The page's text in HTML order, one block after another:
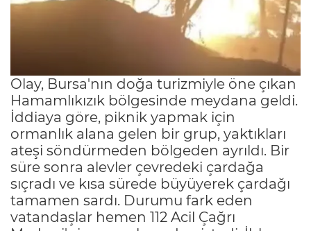
Olay, Bursa'nın doğa turizmiyle öne çıkan
Hamamlıkızık bölgesinde meydana geldi.
İddiaya göre, piknik yapmak için
ormanlık alana gelen bir grup, yaktıkları
ateşi söndürmeden bölgeden ayrıldı. Bir
süre sonra alevler çevredeki çardağa
sıçradı ve kısa sürede büyüyerek çardağı
tamamen sardı. Durumu fark eden
vatandaşlar hemen 112 Acil Çağrı